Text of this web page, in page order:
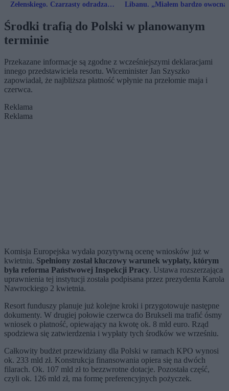
Zełenskiego. Czarzasty odradza
Libanu. „Miałem bardzo owocną
Środki trafią do Polski w planowanym
terminie
Przekazane informacje są zgodne z wcześniejszymi deklaracjami
innego przedstawiciela resortu. Wiceminister Jan Szyszko
zapowiadał, że najbliższa płatność wpłynie na przełomie maja i
czerwca.
Reklama
Reklama
Komisja Europejska wydała pozytywną ocenę wniosków już w
kwietniu. Spełniony został kluczowy warunek wypłaty, którym
była reforma Państwowej Inspekcji Pracy. Ustawa rozszerzająca
uprawnienia tej instytucji została podpisana przez prezydenta Karola
Nawrockiego 2 kwietnia.
Resort funduszy planuje już kolejne kroki i przygotowuje następne
dokumenty. W drugiej połowie czerwca do Brukseli ma trafić ósmy
wniosek o płatność, opiewający na kwotę ok. 8 mld euro. Rząd
spodziewa się zatwierdzenia i wypłaty tych środków we wrześniu.
Całkowity budżet przewidziany dla Polski w ramach KPO wynosi
ok. 233 mld zł. Konstrukcja finansowania opiera się na dwóch
filarach. Ok. 107 mld zł to bezzwrotne dotacje. Pozostała część,
czyli ok. 126 mld zł, ma formę preferencyjnych pożyczek.